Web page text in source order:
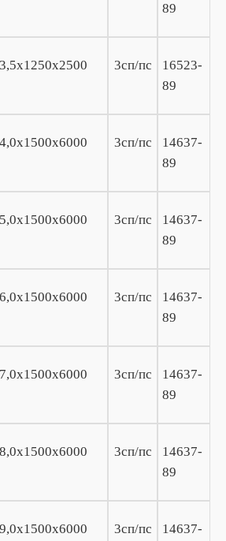
89
3,5х1250х2500 3сп/пс
16523-
89
4,0х1500х6000 3сп/пс
14637-
89
5,0х1500х6000 3сп/пс
14637-
89
6,0х1500х6000 3сп/пс
14637-
89
7,0х1500х6000 3сп/пс
14637-
89
8,0х1500х6000 3сп/пс
14637-
89
9,0х1500х6000 3сп/пс
14637-